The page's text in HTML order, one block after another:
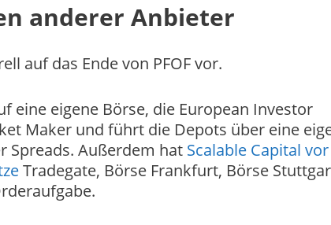
anderer Anbieter
auf das Ende von PFOF vor.
eine eigene Börse, die European Investor
Maker und führt die Depots über eine
Spreads. Außerdem hat Scalable Capital vor
Tradegate, Börse Frankfurt, Börse